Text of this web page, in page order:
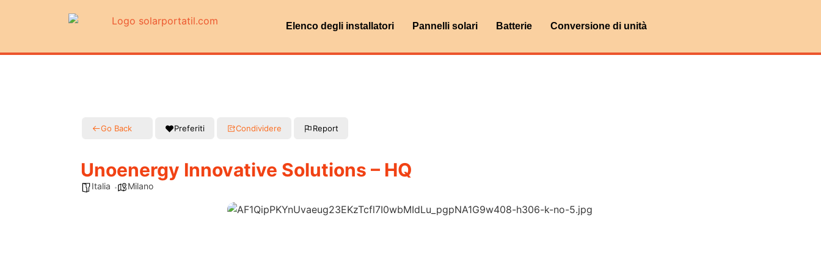
Elenco degli installatori Pannelli solari Batterie Conversione di unità
Go Back Preferiti Condividere Report
Unoenergy Innovative Solutions – HQ
Italia Milano